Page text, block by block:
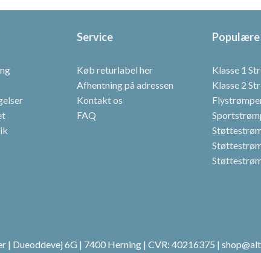
Service
Køb returlabel her
Afhentning på adressen
Kontakt os
FAQ
Klasse 1
Klasse 2
| Dueoddevej 6G | 7400 Herning | CVR: 40216375 |